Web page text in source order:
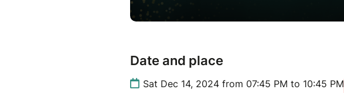
Date and place
Sat Dec 14, 2024 from 07:45 PM to 10:45 PM